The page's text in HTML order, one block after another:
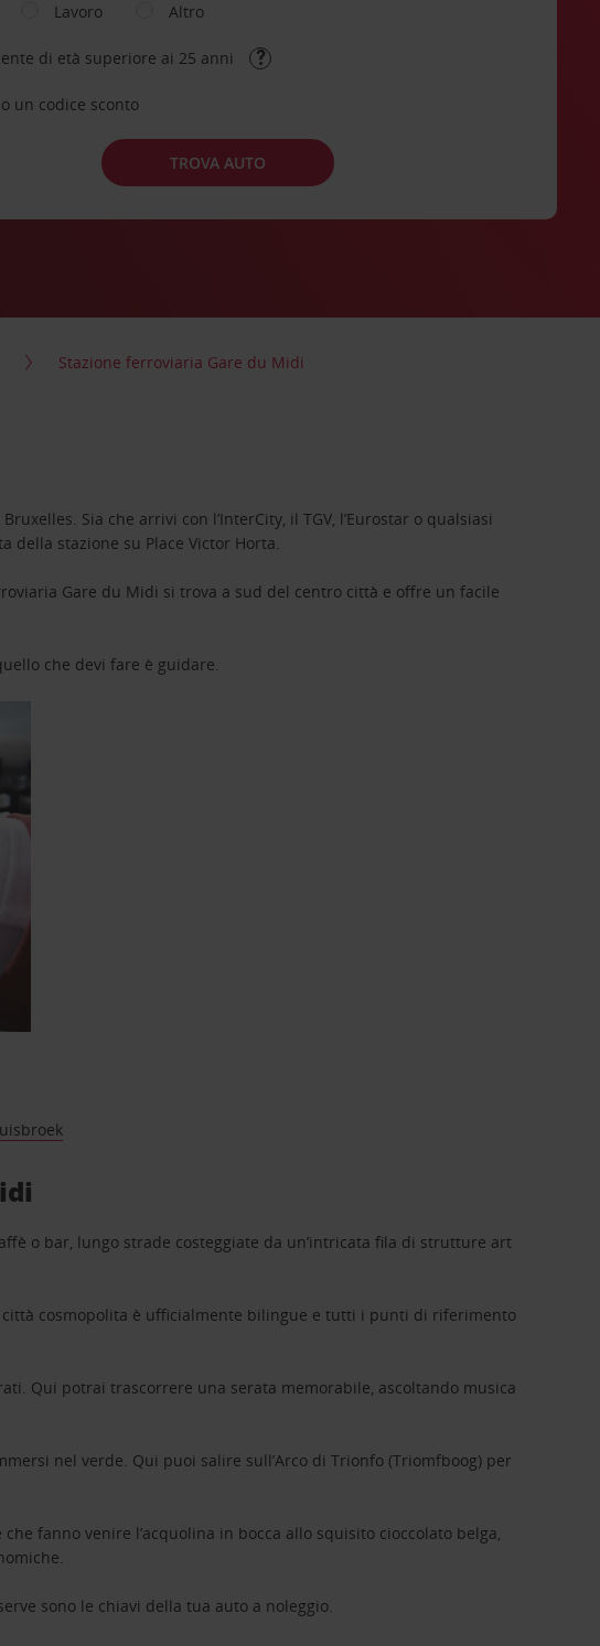
Lavoro Altro
di età superiore ai 25 anni
un codice sconto
TROVA AUTO
Stazione ferroviaria Gare du Midi
Sia che arrivi con l’InterCity, il TGV, l’Eurostar o qualsiasi
della stazione su Place Victor Horta.
Gare du Midi si trova a sud del centro città e offre un facile
che devi fare è guidare.
o bar, lungo strade costeggiate da un’intricata fila di strutture art
cosmopolita è ufficialmente bilingue e tutti i punti di riferimento
Qui potrai trascorrere una serata memorabile, ascoltando musica
nel verde. Qui puoi salire sull’Arco di Trionfo (Triomfboog) per
fanno venire l’acquolina in bocca allo squisito cioccolato belga,
sono le chiavi della tua auto a noleggio.